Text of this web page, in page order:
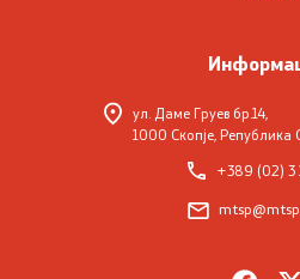
ул. Даме Груев бр.14,
1000 Скопје, Република
+389 (02) 3